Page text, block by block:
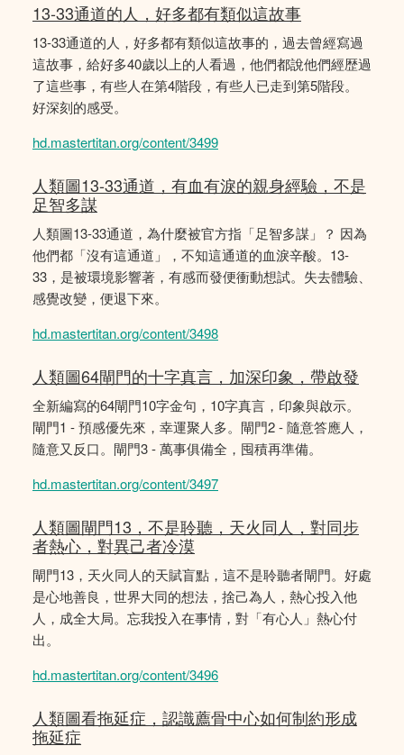
13-33通道的人，好多都有類似這故事
13-33通道的人，好多都有類似這故事的，過去曾經寫過
這故事，給好多40歲以上的人看過，他們都說他們經歴過
了這些事，有些人在第4階段，有些人已走到第5階段。
好深刻的感受。
hd.mastertitan.org/content/3499
人類圖13-33通道，有血有淚的親身經驗，不是
足智多謀
人類圖13-33通道，為什麼被官方指「足智多謀」？ 因為
他們都「沒有這通道」，不知這通道的血淚辛酸。13-
33，是被環境影響著，有感而發便衝動想試。失去體驗、
感覺改變，便退下來。
hd.mastertitan.org/content/3498
人類圖64閘門的十字真言，加深印象，帶啟發
全新編寫的64閘門10字金句，10字真言，印象與啟示。
閘門1 - 預感優先來，幸運聚人多。閘門2 - 隨意答應人，
隨意又反口。閘門3 - 萬事俱備全，囤積再準備。
hd.mastertitan.org/content/3497
人類圖閘門13，不是聆聽，天火同人，對同步
者熱心，對異己者冷漠
閘門13，天火同人的天賦盲點，這不是聆聽者閘門。好處
是心地善良，世界大同的想法，捨己為人，熱心投入他
人，成全大局。忘我投入在事情，對「有心人」熱心付
出。
hd.mastertitan.org/content/3496
人類圖看拖延症，認識薦骨中心如何制約形成
拖延症